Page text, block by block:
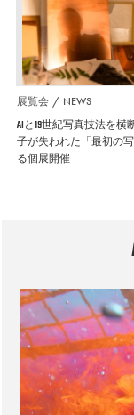
展覧会 NEWS
AIと19世紀写真技法を横
子が失われた「最初の
る個展開催